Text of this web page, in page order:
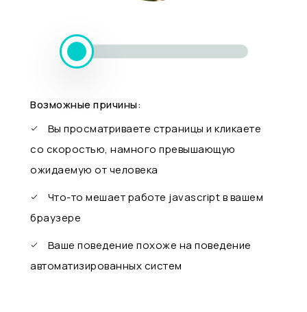
Возможные причины:
Вы просматриваете страницы и кликаете
со скоростью, намного превышающую
ожидаемую от человека
Что-то мешает работе javascript в вашем
браузере
Ваше поведение похоже на поведение
автоматизированных систем